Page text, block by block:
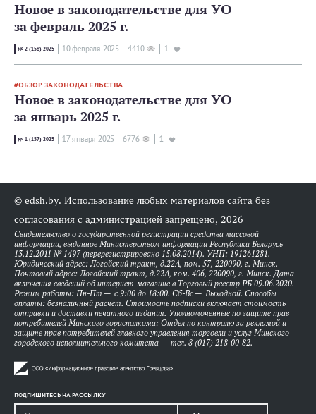
Новое в законодательстве для УО
за февраль 2025 г.
№ 2 (158) 2025 10 февраля 2025 4410 1
ОБЗОР ЗАКОНОДАТЕЛЬСТВА
Новое в законодательстве для УО
за январь 2025 г.
№ 1 (157) 2025 17 января 2025 6776 1
© edsh.by. Использование любых материалов сайта без
согласования с администрацией запрещено, 2026
Свидетельство о государственной регистрации средства массовой
информации, выданное Министерством информации Республики Беларусь
13.12.2011 № 1497 (перерегистрировано 15.08.2014). УНП: 191261281.
Юридический адрес: Логойский тракт, д.22А, пом. 57, 220090, г. Минск.
Почтовый адрес: Логойский тракт, д.22А, ком. 406, 220090, г. Минск. Дата
включения сведений об интернет-магазине в Торговый реестр РБ 09.06.2020.
Режим работы: Пн-Пт — с 9:00 до 18:00. Сб-Вс — Выходной. Способы
оплаты: безналичный расчет. Стоимость подписки включает стоимость
отправки и доставки печатного издания. Уполномоченные по защите прав
потребителей Минского горисполкома: Отдел по контролю за рекламой и
защите прав потребителей главного управления торговли и услуг Минского
городского исполнительного комитета — тел. 8 (017) 218-00-82.
ПОДПИШИТЕСЬ НА РАССЫЛКУ